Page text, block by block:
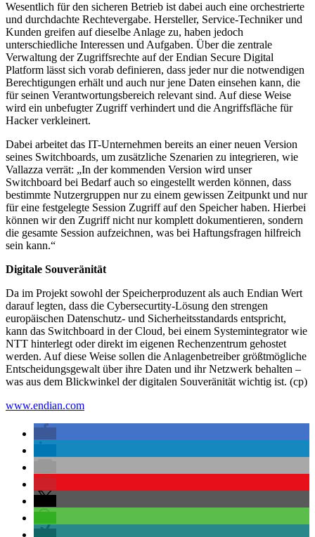
Wesentlich für den sicheren Betrieb ist dabei auch eine orchestrierte
und durchdachte Rechtevergabe. Hersteller, Service-Techniker und
Kunden greifen auf dieselbe Anlage zu, haben jedoch
unterschiedliche Interessen und Aufgaben. Über die zentrale
Verwaltung der Zugriffsrechte auf der Endian Secure Digital
Platform lässt sich vorab definieren, dass jeder nur die notwendigen
Berechtigungen erhält und auch nur jene Daten einsehen kann, die
für seinen Verantwortungsbereich relevant sind. Auf diese Weise
wird ein unbefugter Zugriff verhindert und die Angriffsfläche für
Hacker verkleinert.
Dabei arbeitet das IT-Unternehmen bereits an einer neuen Version
seines Switchboards, um zusätzliche Szenarien zu integrieren, wie
Vallazza verrät: „In der kommenden Version wird unser
Switchboard bei Bedarf auch so eingestellt werden können, dass
bestimmte Nutzergruppen nur zu einem gewissen Zeitpunkt und nur
für eine festgelegte Session Zugriff auf den Speicher haben. Hierbei
können wir den Zugriff nicht nur komplett dokumentieren, sondern
die gesamte Session aufzeichnen, was bei Haftungsfragen hilfreich
sein kann.“
Digitale Souveränität
Da im Projekt sowohl der Speicherproduzent als auch Endian Wert
darauf legten, dass die Cybersecurtity-Lösung den strengen
europäischen Datenschutz- und Sicherheitsstandards entspricht,
kann das Switchboard in der Cloud, bei einem Systemintegrator wie
NTT hinterlegt oder direkt im eigenen Rechenzentrum gehostet
werden. Auf diese Weise sollen die Anlagenbetreiber größtmögliche
Entscheidungsgewalt über ihre Daten und ihr Netzwerk behalten –
was aus dem Blickwinkel der digitalen Souveränität wichtig ist. (cp)
www.endian.com